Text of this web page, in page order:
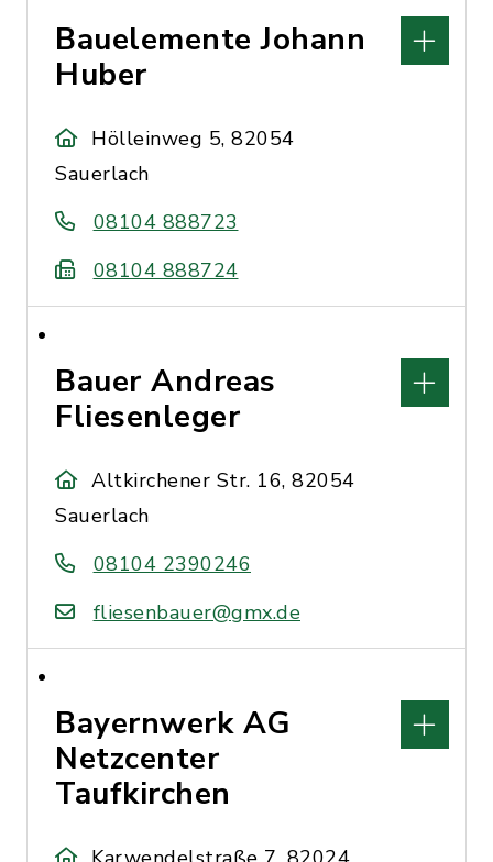
Bauelemente Johann
Huber
Hölleinweg 5, 82054
Sauerlach
08104 888723
08104 888724
Bauer Andreas
Fliesenleger
Altkirchener Str. 16, 82054
Sauerlach
08104 2390246
fliesenbauer@gmx.de
Bayernwerk AG
Netzcenter
Taufkirchen